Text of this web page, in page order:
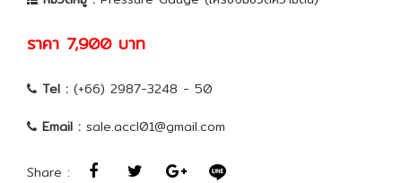
ราคา 7,900 บาท
Tel : (+66) 2987-3248 - 50
Email : sale.accl01@gmail.com
Share :